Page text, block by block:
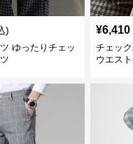
)
ゆったりチェッ
¥6,410
チェッ
ウエス